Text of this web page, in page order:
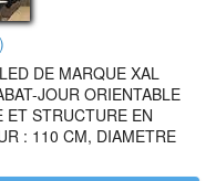
DE MARQUE XAL
JOUR ORIENTABLE
ET STRUCTURE EN
: 110 CM, DIAMETRE